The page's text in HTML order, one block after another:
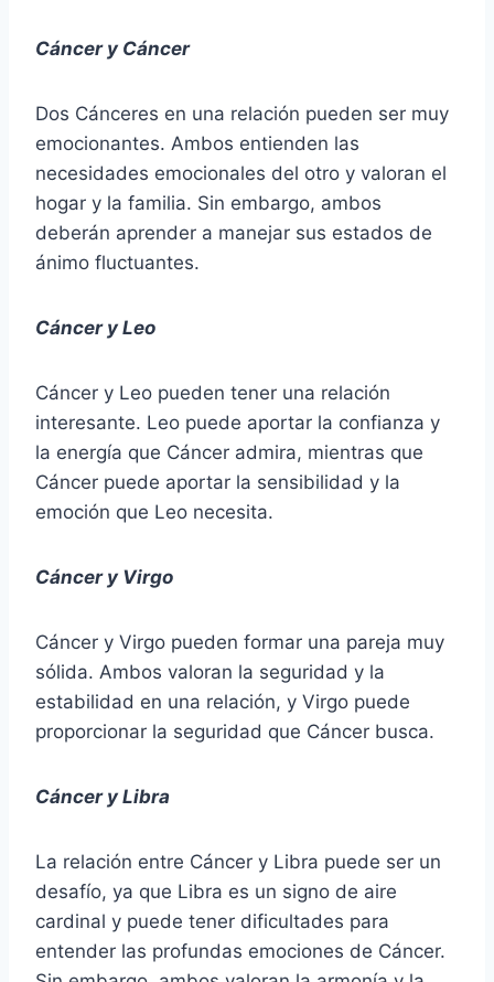
Cáncer y Cáncer
Dos Cánceres en una relación pueden ser muy
emocionantes. Ambos entienden las
necesidades emocionales del otro y valoran el
hogar y la familia. Sin embargo, ambos
deberán aprender a manejar sus estados de
ánimo fluctuantes.
Cáncer y Leo
Cáncer y Leo pueden tener una relación
interesante. Leo puede aportar la confianza y
la energía que Cáncer admira, mientras que
Cáncer puede aportar la sensibilidad y la
emoción que Leo necesita.
Cáncer y Virgo
Cáncer y Virgo pueden formar una pareja muy
sólida. Ambos valoran la seguridad y la
estabilidad en una relación, y Virgo puede
proporcionar la seguridad que Cáncer busca.
Cáncer y Libra
La relación entre Cáncer y Libra puede ser un
desafío, ya que Libra es un signo de aire
cardinal y puede tener dificultades para
entender las profundas emociones de Cáncer.